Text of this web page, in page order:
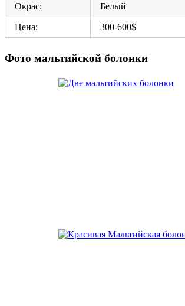
Окрас: Белый
Цена: 300-600$
Фото мальтийской болонки